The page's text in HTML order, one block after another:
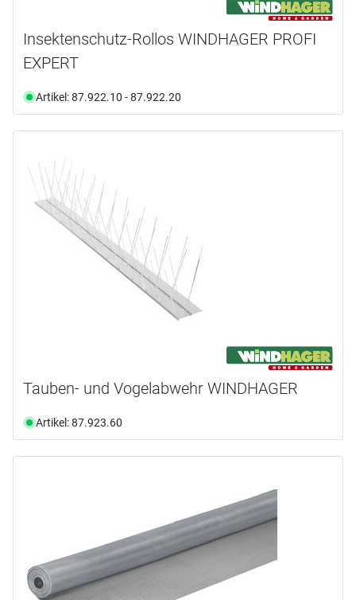
Insektenschutz-Rollos WINDHAGER PROFI
EXPERT
Artikel: 87.922.10 - 87.922.20
Tauben- und Vogelabwehr WINDHAGER
Artikel: 87.923.60